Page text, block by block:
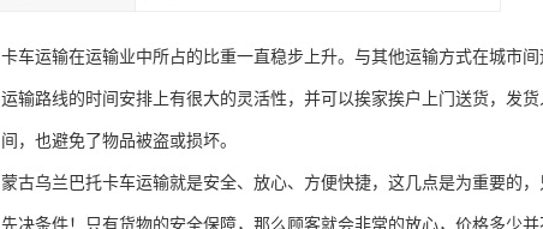
卡车运输在运输业中所占的比重一直稳步上升。与其他运输方式在城市
运输路线的时间安排上有很大的灵活性，并可以挨家挨户上门送货，发
间，也避免了物品被盗或损坏。
蒙古乌兰巴托卡车运输就是安全、放心、方便快捷，这几点是为重要的
先决条件！只有货物的安全保障，那么顾客就会非常的放心，价格多少